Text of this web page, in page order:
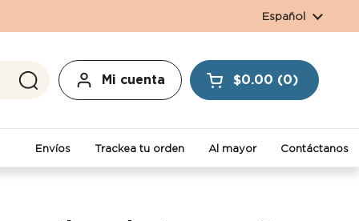
Idioma
Español
Mi cuenta Abrir carrito
$0.00 0
Envíos Trackea tu orden Al mayor Contáctanos